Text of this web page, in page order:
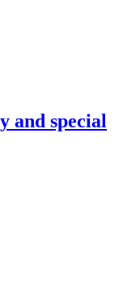
and special